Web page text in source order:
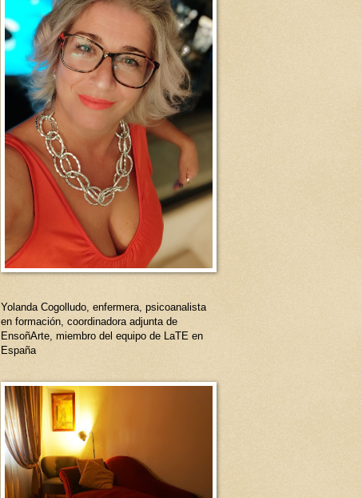
Yolanda Cogolludo, enfermera, psicoanalista
en formación, coordinadora adjunta de
EnsoñArte, miembro del equipo de LaTE en
España